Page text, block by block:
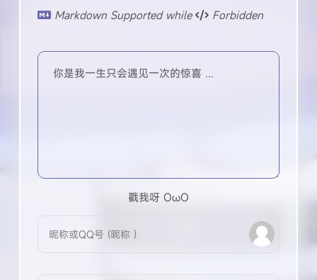
Markdown Supported while Forbidden
你是我一生只会遇见一次的惊喜 ...
戳我呀 OωO
(=・ω・=)